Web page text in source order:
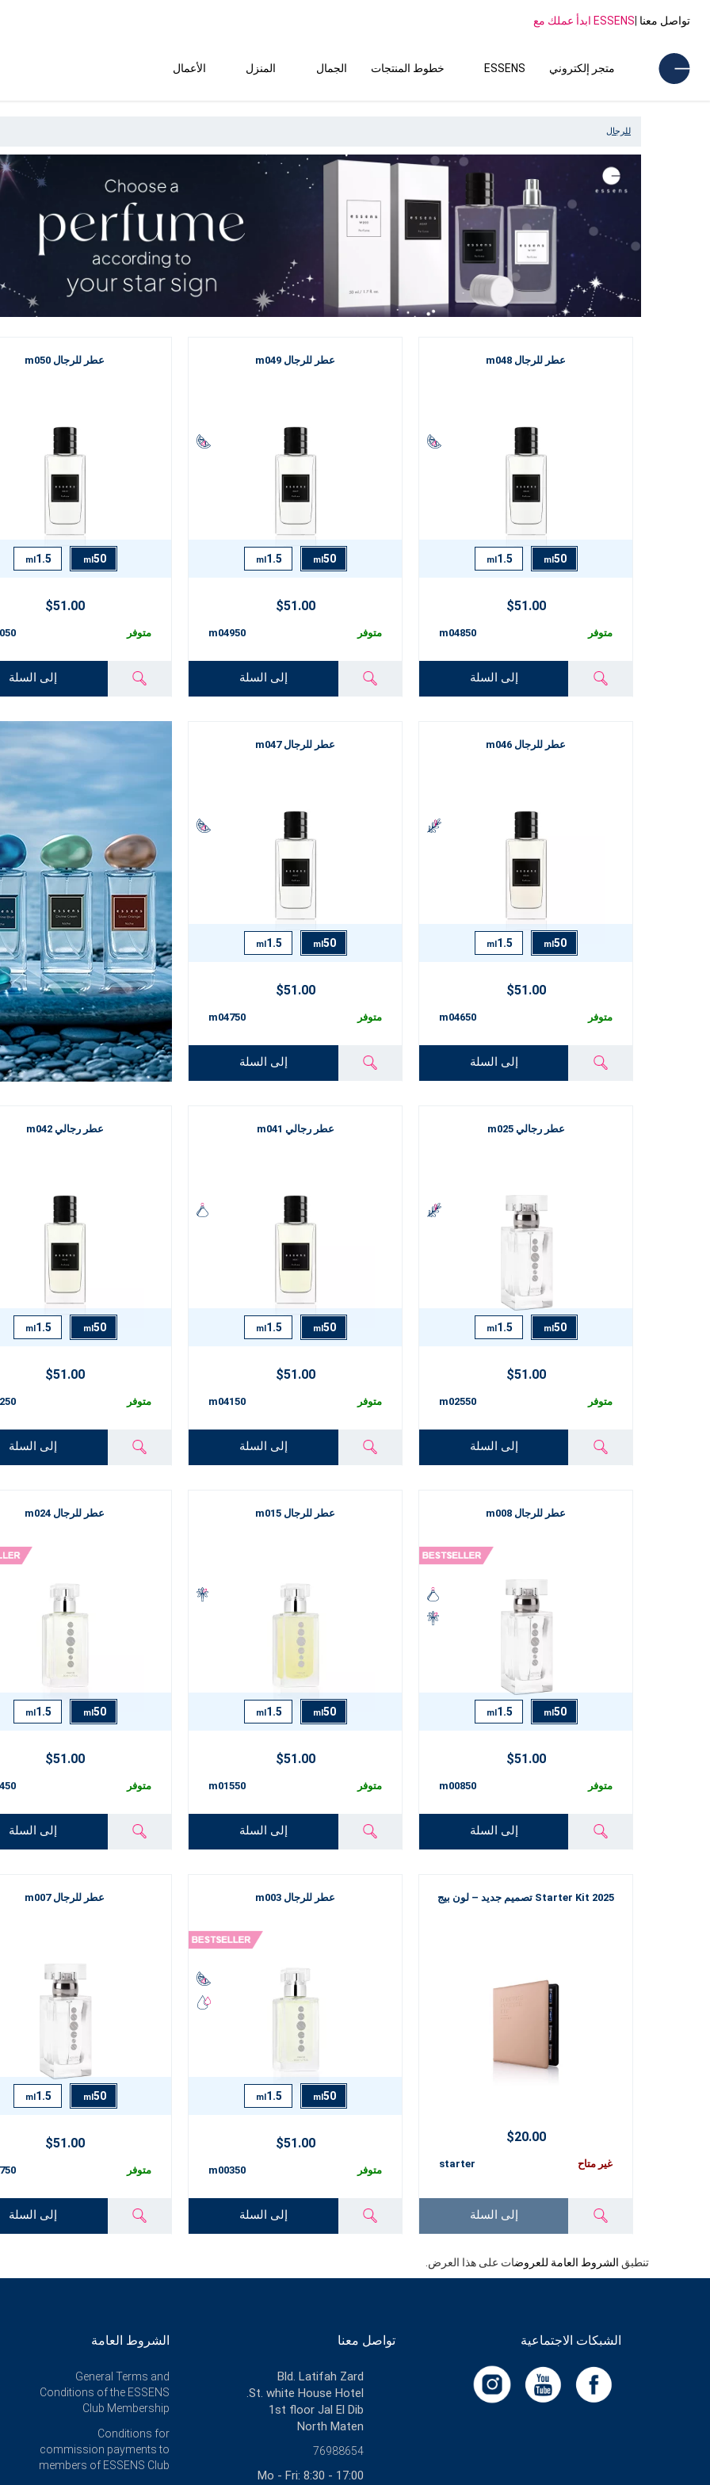
تواصل معنا |ESSENS ابدأ عملك مع
متجر إلكتروني ESSENS خطوط المنتجات الجمال المنزل الأعمال
للرجال
عطر للرجال m050
50
ml
1.5
ml
$51.00
متوفر
إلى السلة
عطر للرجال m049
50
ml
1.5
ml
$51.00
m04950 متوفر
إلى السلة
عطر للرجال m048
50
ml
1.5
ml
$51.00
m04850 متوفر
إلى السلة
عطر للرجال m047
50
ml
1.5
ml
$51.00
m04750 متوفر
إلى السلة
عطر للرجال m046
50
ml
1.5
ml
$51.00
m04650 متوفر
إلى السلة
عطر رجالي m042
50
ml
1.5
ml
$51.00
متوفر
إلى السلة
عطر رجالي m041
50
ml
1.5
ml
$51.00
m04150 متوفر
إلى السلة
عطر رجالي m025
50
ml
1.5
ml
$51.00
m02550 متوفر
إلى السلة
عطر للرجال m024
50
ml
1.5
ml
$51.00
متوفر
إلى السلة
عطر للرجال m015
50
ml
1.5
ml
$51.00
m01550 متوفر
إلى السلة
عطر للرجال m008
50
ml
1.5
ml
$51.00
m00850 متوفر
إلى السلة
عطر للرجال m007
50
ml
1.5
ml
$51.00
متوفر
إلى السلة
عطر للرجال m003
50
ml
1.5
ml
$51.00
m00350 متوفر
إلى السلة
Starter Kit 2025 تصميم جديد – لون بيج
$20.00
starter غير متاح
إلى السلة
تنطبق الشروط العامة للعروضات على هذا العرض.
الشروط العامة
General Terms and
Conditions of the ESSENS
Club Membership
Conditions for
commission payments to
members of ESSENS Club
تواصل معنا
Bld. Latifah Zard
St. white House Hotel.
1st floor Jal El Dib
North Maten
76988654
Mo - Fri: 8:30 - 17:00
الشبكات الاجتماعية